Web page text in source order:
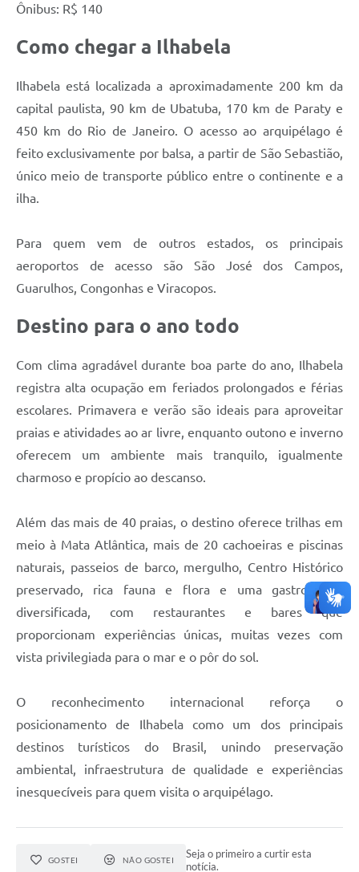
Ônibus: R$ 140
Como chegar a Ilhabela
Ilhabela está localizada a aproximadamente 200 km da
capital paulista, 90 km de Ubatuba, 170 km de Paraty e
450 km do Rio de Janeiro. O acesso ao arquipélago é
feito exclusivamente por balsa, a partir de São Sebastião,
único meio de transporte público entre o continente e a
ilha.
Para quem vem de outros estados, os principais
aeroportos de acesso são São José dos Campos,
Guarulhos, Congonhas e Viracopos.
Destino para o ano todo
Com clima agradável durante boa parte do ano, Ilhabela
registra alta ocupação em feriados prolongados e férias
escolares. Primavera e verão são ideais para aproveitar
praias e atividades ao ar livre, enquanto outono e inverno
oferecem um ambiente mais tranquilo, igualmente
charmoso e propício ao descanso.
Além das mais de 40 praias, o destino oferece trilhas em
meio à Mata Atlântica, mais de 20 cachoeiras e piscinas
naturais, passeios de barco, mergulho, Centro Histórico
preservado, rica fauna e flora e uma gastronomia
diversificada, com restaurantes e bares que
proporcionam experiências únicas, muitas vezes com
vista privilegiada para o mar e o pôr do sol.
O reconhecimento internacional reforça o
posicionamento de Ilhabela como um dos principais
destinos turísticos do Brasil, unindo preservação
ambiental, infraestrutura de qualidade e experiências
inesquecíveis para quem visita o arquipélago.
GOSTEI NÃO GOSTEI
Seja o primeiro a curtir esta
notícia.